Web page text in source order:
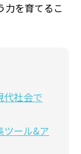
力を育てるこ
代社会で
ツール&ア